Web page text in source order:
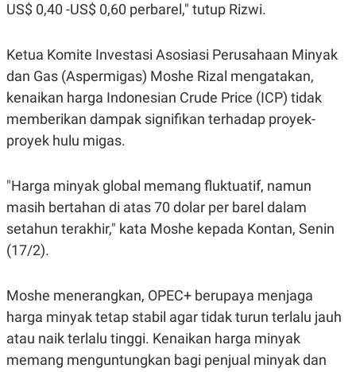
PE
I
S
I
G
K
M
I
.
D
SITEMAPPROFILETERM
OF
USE
PEDOMAN
SIBER
US$ 0,40 -US$ 0,60 perbarel," tutup Rizwi.
Ketua Komite Investasi Asosiasi Perusahaan Minyak
dan Gas (Aspermigas) Moshe Rizal mengatakan,
kenaikan harga Indonesian Crude Price (ICP) tidak
memberikan dampak signifikan terhadap proyek-
proyek hulu migas.
"Harga minyak global memang fluktuatif, namun
masih bertahan di atas 70 dolar per barel dalam
setahun terakhir," kata Moshe kepada Kontan, Senin
(17/2).
Moshe menerangkan, OPEC+ berupaya menjaga
harga minyak tetap stabil agar tidak turun terlalu jauh
atau naik terlalu tinggi. Kenaikan harga minyak
memang menguntungkan bagi penjual minyak dan